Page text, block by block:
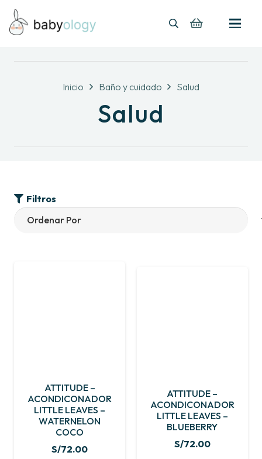
Inicio Baño y cuidado Salud
Salud
Filtros
ATTITUDE –
ACONDICONADOR
LITTLE LEAVES –
WATERNELON
COCO
S/72.00
ATTITUDE –
ACONDICONADOR
LITTLE LEAVES –
BLUEBERRY
S/72.00